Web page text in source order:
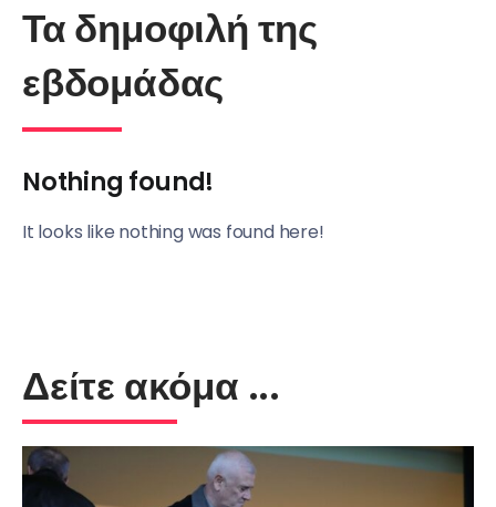
Τα δημοφιλή της
εβδομάδας
Nothing found!
It looks like nothing was found here!
Δείτε ακόμα ...